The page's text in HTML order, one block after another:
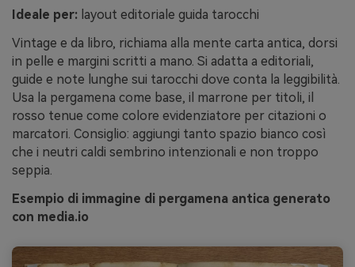
Ideale per: layout editoriale guida tarocchi
Vintage e da libro, richiama alla mente carta antica, dorsi
in pelle e margini scritti a mano. Si adatta a editoriali,
guide e note lunghe sui tarocchi dove conta la leggibilità.
Usa la pergamena come base, il marrone per titoli, il
rosso tenue come colore evidenziatore per citazioni o
marcatori. Consiglio: aggiungi tanto spazio bianco così
che i neutri caldi sembrino intenzionali e non troppo
seppia.
Esempio di immagine di pergamena antica generato
con media.io